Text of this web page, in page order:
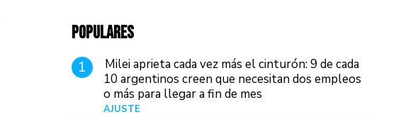
POPULARES
1
Milei aprieta cada vez más el cinturón: 9 de cada
10 argentinos creen que necesitan dos empleos
o más para llegar a fin de mes
AJUSTE